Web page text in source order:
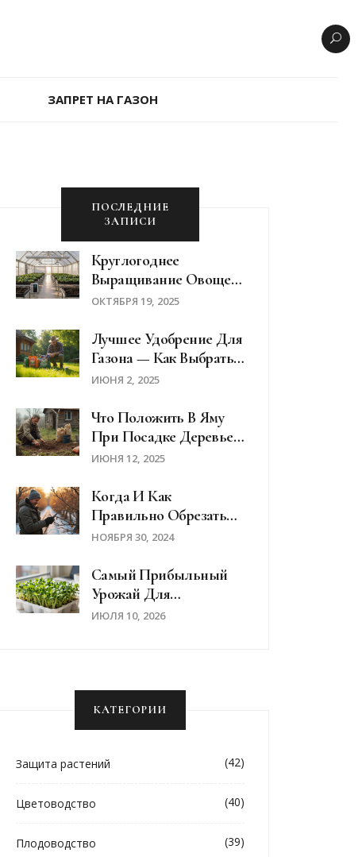
ЗАПРЕТ НА ГАЗОН
ПОСЛЕДНИЕ
ЗАПИСИ
Круглогоднее
Выращивание Овощей
В Теплице: Какие
Год
ОКТЯБРЯ 19, 2025
Лучшее Удобрение Для
Газона — Как Выбрать
И Применять
ИЮНЯ 2, 2025
Что Положить В Яму
При Посадке Деревьев
Весной: Практические
ИЮНЯ 12, 2025
Когда И Как
Правильно Обрезать
Яблони И Груши Для
НОЯБРЯ 30, 2024
Самый Прибыльный
Урожай Для
Выращивания Дома:
ИЮЛЯ 10, 2026
КАТЕГОРИИ
Защита растений (42)
Цветоводство (40)
Плодоводство (39)